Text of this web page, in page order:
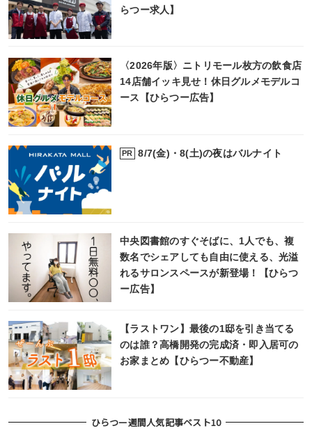
らつー求人】
〈2026年版〉ニトリモール枚方の飲食店
14店舗イッキ見せ！休日グルメモデルコ
ース【ひらつー広告】
PR 8/7(金)・8(土)の夜はバルナイト
中央図書館のすぐそばに、1人でも、複
数名でシェアしても自由に使える、光溢
れるサロンスペースが新登場！【ひらつ
ー広告】
【ラストワン】最後の1邸を引き当てる
のは誰？高橋開発の完成済・即入居可の
お家まとめ【ひらつー不動産】
ひらつー週間人気記事ベスト10